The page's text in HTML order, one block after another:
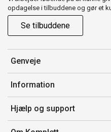
opdagelse i tilbuddene og gør et
Se tilbuddene
Genveje
Min side
Ordrehistorik
Gavekort
Information
Salgsbetingelser
Mærker/producent
Hjælp og support
Kontakt os